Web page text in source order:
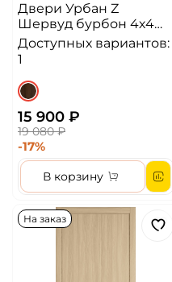
Двери Урбан Z
Шервуд бурбон 4х4
ЗК Алюминиевая
кромка ДГ
Доступных вариантов:
1
15 900 ₽
19 080 ₽
-17%
В корзину
На заказ